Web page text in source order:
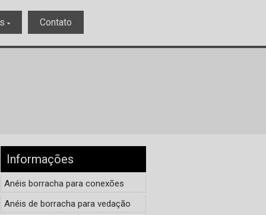
Contato
Informações
Anéis borracha para conexões
Anéis de borracha para vedação